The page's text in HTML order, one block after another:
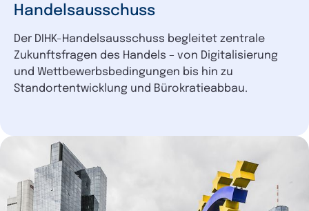
Handelsausschuss
Der DIHK-Handelsausschuss begleitet zentrale
Zukunftsfragen des Handels – von Digitalisierung
und Wettbewerbsbedingungen bis hin zu
Standortentwicklung und Bürokratieabbau.